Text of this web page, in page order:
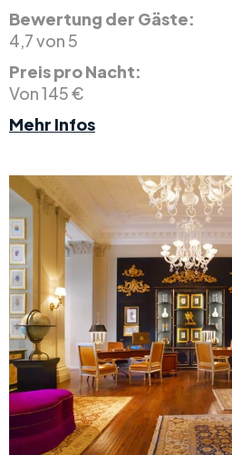
Bewertung der Gäste:
4,7 von 5
Preis pro Nacht:
Von 145 €
Mehr Infos